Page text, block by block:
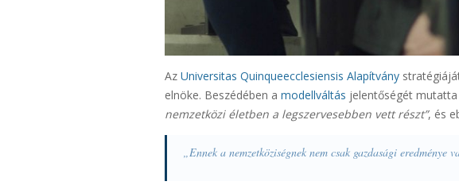
Az Universitas Quinqueecclesiensis Alapítvány
elnöke. Beszédében a modellváltás jelentőségét
nemzetközi életben a legszervesebben vett részt”, és
„Ennek a nemzetköziségnek nem csak gazdasági